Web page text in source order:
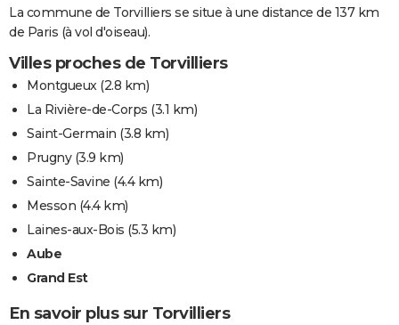
La commune de Torvilliers se situe à une distance de 137 km
de Paris (à vol d'oiseau).
Villes proches de Torvilliers
Montgueux(2.8 km)
La Rivière-de-Corps (3.1 km)
Saint-Germain (3.8 km)
Prugny(3.9 km)
Sainte-Savine (4.4 km)
Messon (4.4 km)
Laines-aux-Bois (5.3 km)
Aube
Grand Est
En savoir plus sur Torvilliers